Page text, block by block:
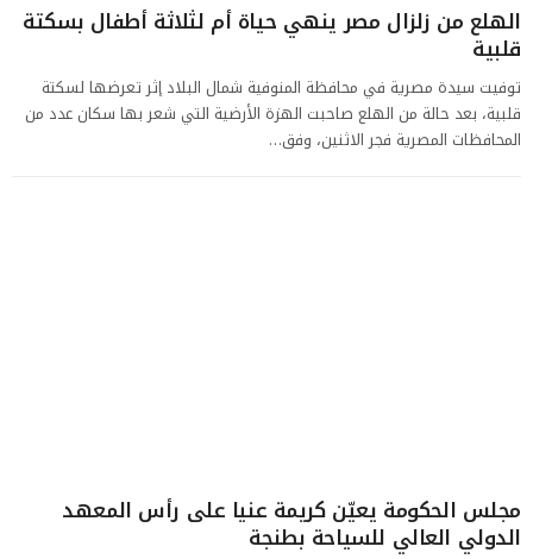
الهلع من زلزال مصر ينهي حياة أم لثلاثة أطفال بسكتة
قلبية
توفيت سيدة مصرية في محافظة المنوفية شمال البلاد إثر تعرضها لسكتة
قلبية، بعد حالة من الهلع صاحبت الهزة الأرضية التي شعر بها سكان عدد من
المحافظات المصرية فجر الاثنين، وفق…
مجلس الحكومة يعيّن كريمة عنيا على رأس المعهد
الدولي العالي للسياحة بطنجة